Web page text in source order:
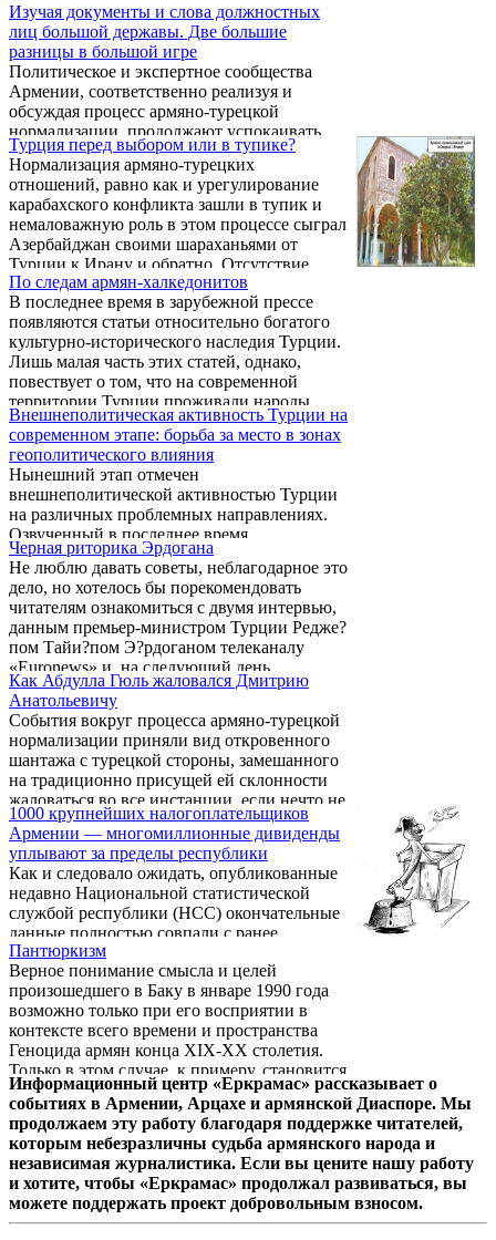
Изучая документы и слова должностных
лиц большой державы. Две большие
разницы в большой игре
Политическое и экспертное сообщества
Армении, соответственно реализуя и
обсуждая процесс армяно-турецкой
нормализации, продолжают успокаивать
себя мыслью о том, что главные внешние
акторы в этом процессе стоят и будут стоять
на принципиальной позиции несвязанности
армяно-турецкой нормализации с
карабахским урегулированием. В связи с
этим и в подтверждение тому приводится
целый ряд публичных заявлений, прежде
всего, американских внешнеполитических
функционеров. Заявления же со стороны
России, озвученные ...
Турция перед выбором или в тупике?
Нормализация армяно-турецких
отношений, равно как и урегулирование
карабахского конфликта зашли в тупик и
немаловажную роль в этом процессе сыграл
Азербайджан своими шараханьями от
Турции к Ирану и обратно. Отсутствие
национальной идентичности сказалось на
месте кавказских татар в регионе: с одной
стороны они шииты и вроде должны
тяготеть в Ирану, но с другой стороны
называют себя тюрками – и значит
предпочтение отдается Турции. Самое
интересное то, что обе страны не
воспринимают Баку всерьез и ...
По следам армян-халкедонитов
В последнее время в зарубежной прессе
появляются статьи относительно богатого
культурно-исторического наследия Турции.
Лишь малая часть этих статей, однако,
повествует о том, что на современной
территории Турции проживали народы,
которые были либо истреблены, либо
насильно ассимилированы.
Этнополитические процессы в этом
регионе мира, пожалуй, всегда развивались
динамично. Взаимопроникновение культур,
лингвистические и религиозные
особенности и как результат трансформация
идентичности меняли не только ...
Внешнеполитическая активность Турции на
современном этапе: борьба за место в зонах
геополитического влияния
Нынешний этап отмечен
внешнеполитической активностью Турции
на различных проблемных направлениях.
Озвученный в последнее время
внешнеполитический тезис Турции в виде
«ноль проблем с соседями» не отвечает
реальным целям Турции. Было бы
правильнее говорить о следующем подходе
Турции, реально отражающем ее цели:
«ноль проблемных соседей». Данный
подход основывается на том, что наиболее
сложные проблемы с соседними
государствами (прежде всего с теми из них,
которые затрагивают военно-политические
и национальные ...
Черная риторика Эрдогана
Не люблю давать советы, неблагодарное это
дело, но хотелось бы порекомендовать
читателям ознакомиться с двумя интервью,
данным премьер-министром Турции Редже?
пом Тайи?пом Э?рдоганом телеканалу
«Euronews» и, на следующий день,
редакторам турецких изданий. Мне лично
всегда было любопытно следить за
выступлениями этого человека, его
умением ускользать от прямых ответов на
прямые вопросы, преподносить события в
искаженном виде, пытаясь при этом
сохранить имидж просвещенного и
толерантного руководителя ...
Как Абдулла Гюль жаловался Дмитрию
Анатольевичу
События вокруг процесса армяно-турецкой
нормализации приняли вид откровенного
шантажа с турецкой стороны, замешанного
на традиционно присущей ей склонности
жаловаться во все инстанции, если нечто не
отвечает её интересам.
1000 крупнейших налогоплательщиков
Армении — многомиллионные дивиденды
уплывают за пределы республики
Как и следовало ожидать, опубликованные
недавно Национальной статистической
службой республики (НСС) окончательные
данные полностью совпали с ранее
обнародованными предварительными
показателями.
Пантюркизм
Верное понимание смысла и целей
произошедшего в Баку в январе 1990 года
возможно только при его восприятии в
контексте всего времени и пространства
Геноцида армян конца XIX-XX столетия.
Только в этом случае, к примеру, становится
очевидной связь и даже полная
тождественность так называемых
бакинских событий 1905, 1918 и 1990гг.,
приведших в итоге к полному изгнанию (в
том числе и посредством прямого
физического истребления) армян из города,
в создание и процветание которого они
вложили столько сил, ...
Информационный центр «Еркрамас» рассказывает о
событиях в Армении, Арцахе и армянской Диаспоре. Мы
продолжаем эту работу благодаря поддержке читателей,
которым небезразличны судьба армянского народа и
независимая журналистика. Если вы цените нашу работу
и хотите, чтобы «Еркрамас» продолжал развиваться, вы
можете поддержать проект добровольным взносом.